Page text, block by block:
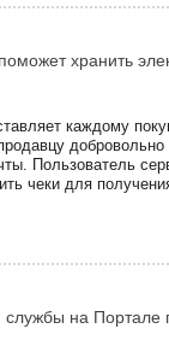
хранить
каждому
Пользователь
чеки для
службы на Портале